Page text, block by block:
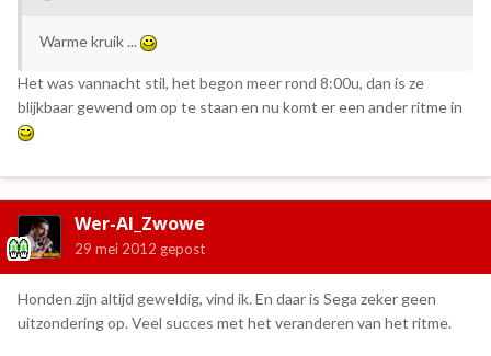
Warme kruik ...
Het was vannacht stil, het begon meer rond 8:00u, dan is ze
blijkbaar gewend om op te staan en nu komt er een ander ritme in
Wer-Al_Zwowe
29 mei 2012 gepost
Honden zijn altijd geweldig, vind ik. En daar is Sega zeker geen
uitzondering op. Veel succes met het veranderen van het ritme.